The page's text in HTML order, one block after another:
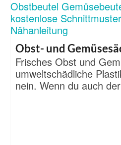
Obst- und
Frisches Obst und
umweltschädliche
nein. Wenn du auch